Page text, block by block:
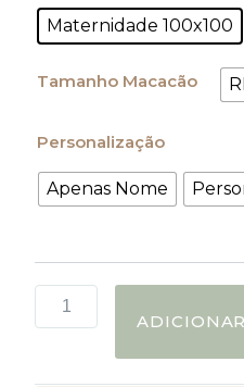
Maternidade 100x100
Tamanho Macacão
Personalização
Apenas Nome
Manta
Barra
quantidade